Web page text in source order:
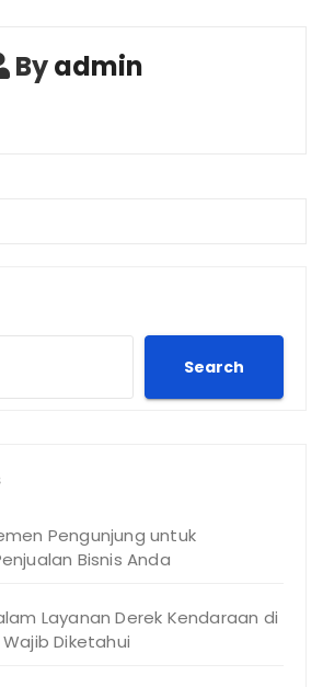
Byadmin
Search
Pengunjung untuk
Bisnis Anda
Layanan Derek Kendaraan di
Diketahui